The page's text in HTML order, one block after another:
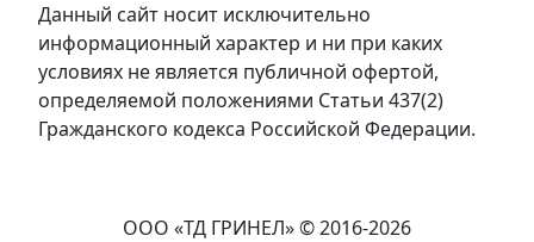
Данный сайт носит исключительно
информационный характер и ни при каких
условиях не является публичной офертой,
определяемой положениями Статьи 437(2)
Гражданского кодекса Российской Федерации.
ООО «ТД ГРИНЕЛ» © 2016-2026